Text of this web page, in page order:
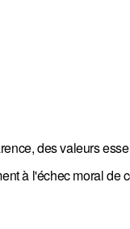
des valeurs
à l'échec moral de